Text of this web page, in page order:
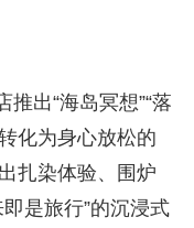
出“海岛冥想”“落
化为身心放松的
扎染体验、围炉
是旅行”的沉浸式